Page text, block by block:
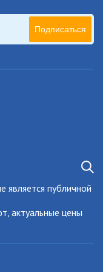
Подписаться
является публичной
актуальные цены